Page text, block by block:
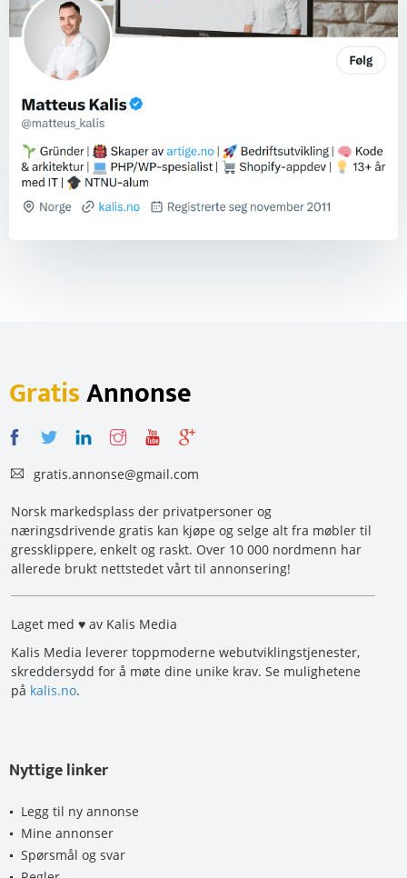
GratisAnnonse
gratis.annonse@gmail.com
Norsk markedsplass der privatpersoner og
næringsdrivende gratis kan kjøpe og selge alt fra møbler til
gressklippere, enkelt og raskt. Over 10 000 nordmenn har
allerede brukt nettstedet vårt til annonsering!
Laget med ♥ av Kalis Media
Kalis Media leverer toppmoderne webutviklingstjenester,
skreddersydd for å møte dine unike krav. Se mulighetene
på kalis.no.
Nyttige linker
Legg til ny annonse
Mine annonser
Spørsmål og svar